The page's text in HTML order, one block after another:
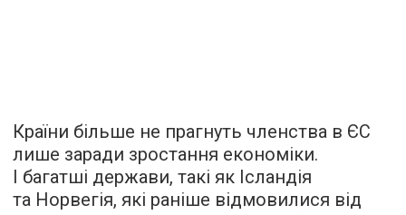
Країни більше не прагнуть членства в ЄС
лише заради зростання економіки.
І багатші держави, такі як Ісландія
та Норвегія, які раніше відмовилися від